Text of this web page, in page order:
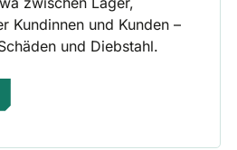
Kundinnen und Kunden –
und Diebstahl.